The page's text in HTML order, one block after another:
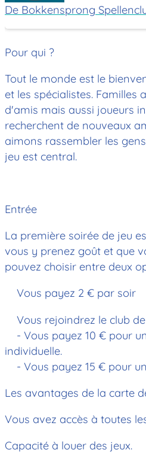
De Bokkensprong
Pour qui ?
Tout le monde est le
et les spécialistes. Familles
d'amis mais aussi joueurs
recherchent de nouveaux
aimons rassembler les
jeu est central.
Entrée
La première soirée de jeu
vous y prenez goût et que
pouvez choisir entre deux
Vous payez 2 € par soir
Vous rejoindrez le club de
- Vous payez 10 € pour
individuelle.
- Vous payez 15 € pour
Les avantages de la carte
Vous avez accès à toutes
Capacité à louer des jeux.